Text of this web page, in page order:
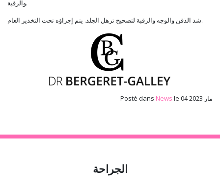
والرقبة.
شد الذقن والوجه والرقبة لتصحيح ترهل الجلد. يتم إجراؤه تحت التخدير العام.
Posté dans News le 04 مار 2023
الجراحة